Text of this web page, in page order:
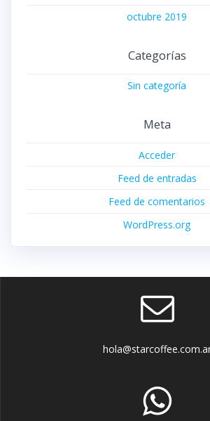
octubre 2019
Categorías
Sin categoría
Meta
Acceder
Feed de entradas
Feed de comentarios
WordPress.org